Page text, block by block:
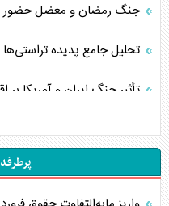
جنگ رمضان و معضل حضور
تحلیل جامع پدیده تراستی‌ها
تأثیر جنگ ایران و آمریکا بر
تخریب پل‌ها در اوکراین و
اربعین، کابوس مشترک